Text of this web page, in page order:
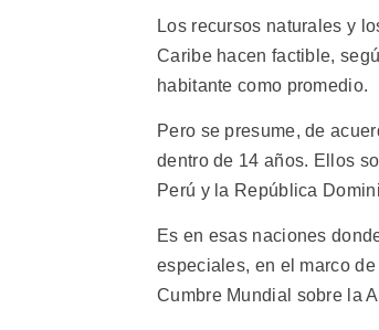
Los recursos naturales y
Caribe hacen factible,
habitante como promedio.
Pero se presume, de
dentro de 14 años. Ellos
Perú y la República
Es en esas naciones
especiales, en el marco
Cumbre Mundial sobre la